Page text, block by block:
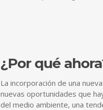
¿Por qué
La incorporación de una
nuevas oportunidades que
del medio ambiente, una